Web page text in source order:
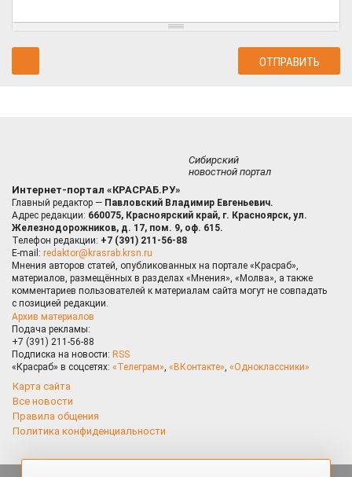
Сибирский
новостной портал
Интернет-портал «КРАСРАБ.РУ»
Главный редактор — Павловский Владимир Евгеньевич.
Адрес редакции: 660075, Красноярский край, г. Красноярск, ул.
Железнодорожников, д. 17, пом. 9, оф. 615.
Телефон редакции: +7 (391) 211-56-88
E-mail: redaktor@krasrab.krsn.ru
Мнения авторов статей, опубликованных на портале «Красраб»,
материалов, размещённых в разделах «Мнения», «Молва», а также
комментариев пользователей к материалам сайта могут не совпадать
с позицией редакции.
Архив материалов
Подача рекламы:
+7 (391) 211-56-88
Подписка на новости: RSS
«Красраб» в соцсетях: «Телеграм», «ВКонтакте», «Одноклассники»
Карта сайта
Все новости
Правила общения
Политика конфиденциальности